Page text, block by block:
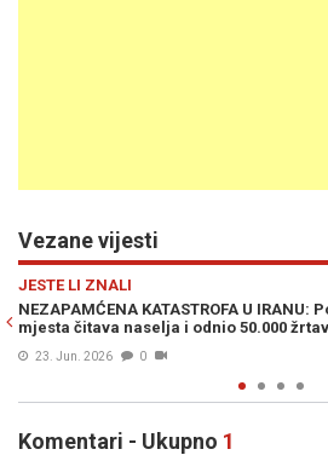
Vezane vijesti
U IRANU: Potres je zbrisao s lica
odnio 50.000 žrtava, ali ni to nije bio kraj…
Komentari - Ukupno 1